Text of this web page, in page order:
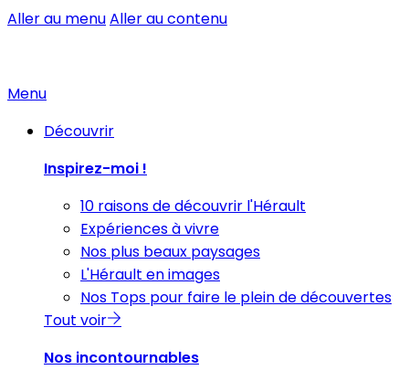
Aller au menuAller au contenu
Menu
Découvrir
Inspirez-moi !
10 raisons de découvrir l'Hérault
Expériences à vivre
Nos plus beaux paysages
L'Hérault en images
Nos Tops pour faire le plein de découvertes
Tout voir
Nos incontournables